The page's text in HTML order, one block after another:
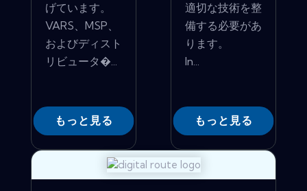
げています。
VARS、MSP、
およびディスト
リビュータ�...
もっと見る
適切な技術を整
備する必要があ
ります。
In...
もっと見る